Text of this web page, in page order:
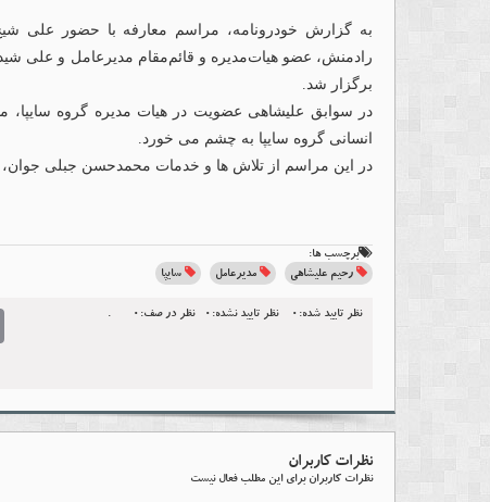
به گزارش خودرونامه، مراسم معارفه با حضور علی
رادمنش، عضو هیات‌مدیره و قائم‌مقام مدیرعامل و علی
برگزار شد.
در سوابق علیشاهی عضويت در هیات مدیره گروه سایپا،
انسانی گروه سایپا به چشم می خورد.
در این مراسم از تلاش ها و خدمات محمدحسن جبلی جوان،
برچسب ها:
رحیم علیشاهی
مدیرعامل سایپا
نظر تایید شده:0 نظر تایید نشده:0 نظر در صف:0 .
نظرات کاربران
نظرات کاربران برای این مطلب فعال نیست